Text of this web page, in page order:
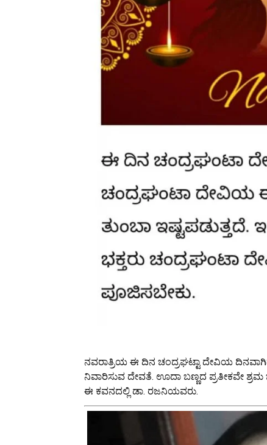
ನವರಾತ್ರಿಯ ಈ ದಿನ ಚಂದ್ರಘಟ್ಟಾ ದೇವಿಯ
ನಿವಾರಿಸುವ ದೇವತೆ. ಊದಾ ಬಣ್ಣದ ಪ್ರತೀಕವೇ
ಈ ಕವನದಲ್ಲಿ ಡಾ. ರಜನಿಯವರು.